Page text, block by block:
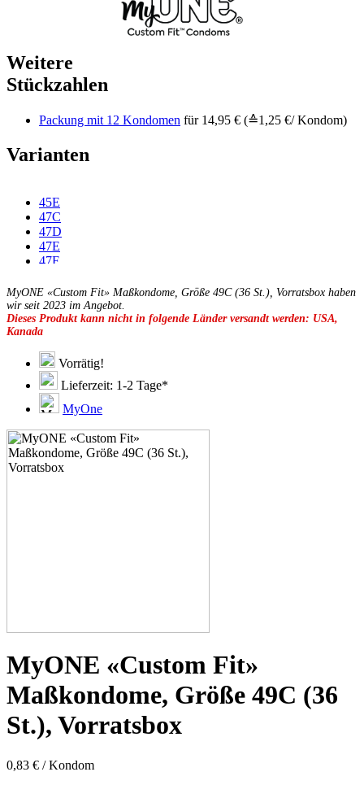
Weitere
Stückzahlen
Packung mit 12 Kondomen für 14,95 € (≙1,25 €/ Kondom)
Varianten
45E
47C
47D
47E
47F
49E
49F
49G
51C
51D
51E
51F
51G
51H
53D
53E
53F
57H
57K
60E
60F
60G
60H
60K
60L
MyONE «Custom Fit» Maßkondome, Größe 49C (36 St.), Vorratsbox haben
wir seit 2023 im Angebot.
Dieses Produkt kann nicht in folgende Länder versandt werden: USA,
Kanada
Vorrätig!
Lieferzeit: 1-2 Tage*
MyOne
MyONE «Custom Fit»
Maßkondome, Größe 49C (36
St.), Vorratsbox
0,83 € / Kondom